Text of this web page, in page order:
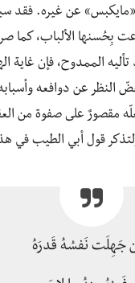
عن غيره. فقد
بِحُسنها الألباب، كما
الممدوح، فإن غاية
النظر عن دوافعه
مقصورٌ على صفوة من
قول أبي الطيب في
جَهِلَت نَفسُهُ قَدرَهُ